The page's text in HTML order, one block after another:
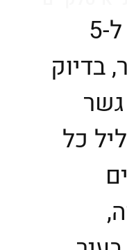
בין ה-1 ל-5
בדיוק
כל